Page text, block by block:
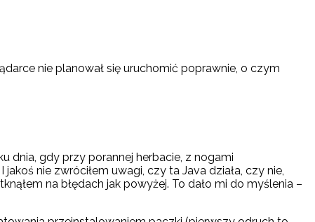
nie planował się uruchomić poprawnie, o czym
dnia, gdy przy porannej herbacie, z nogami
nie zwróciłem uwagi, czy ta Java działa, czy nie,
na błędach jak powyżej. To dało mi do myślenia –